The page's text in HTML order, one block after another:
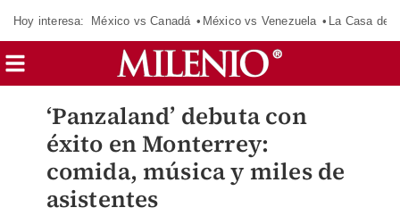
Hoy interesa: México vs Canadá México vs Venezuela La Casa de
‘Panzaland’ debuta con
éxito en Monterrey:
comida, música y miles de
asistentes